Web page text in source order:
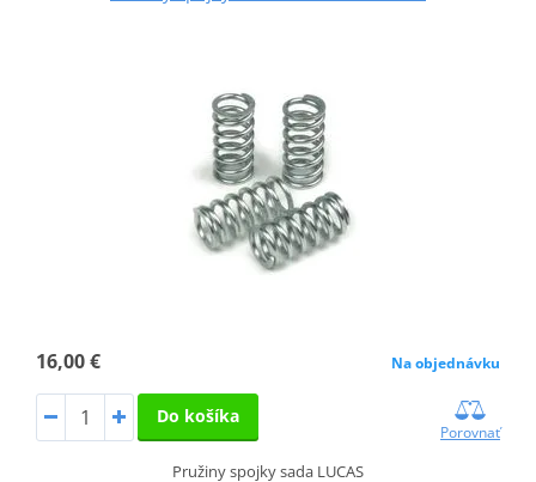
16,00 € Na objednávku
Do košíka
Porovnať
Pružiny spojky sada LUCAS